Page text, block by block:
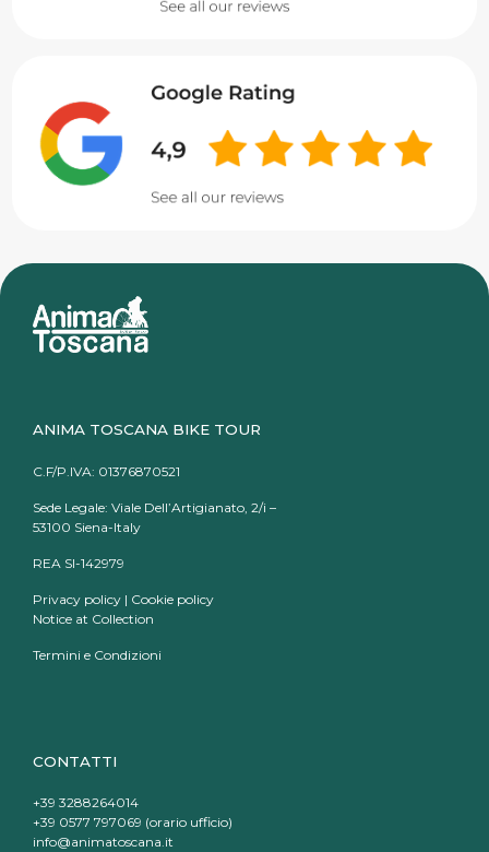
ANIMA TOSCANA BIKE TOUR
C.F/P.IVA: 01376870521
Sede Legale: Viale Dell’Artigianato, 2/i –
53100 Siena-Italy
REA SI-142979
Privacy policy | Cookie policy
Notice at Collection
Termini e Condizioni
CONTATTI
+39 3288264014
+39 0577 797069 (orario ufficio)
info@animatoscana.it